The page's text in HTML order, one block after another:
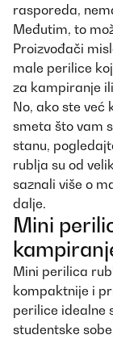
rasporeda,
Međutim, to
Proizvođači
male perilice
za kampiranje
No, ako ste već
smeta što vam
stanu,
rublja su od
saznali više o
dalje.
Mini
Mini perilica
kompaktnije i
perilice idealne
studentske